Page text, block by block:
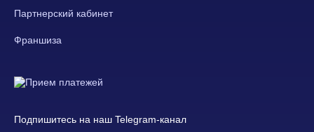
Партнерский кабинет
Франшиза
Подпишитесь на наш Telegram-канал